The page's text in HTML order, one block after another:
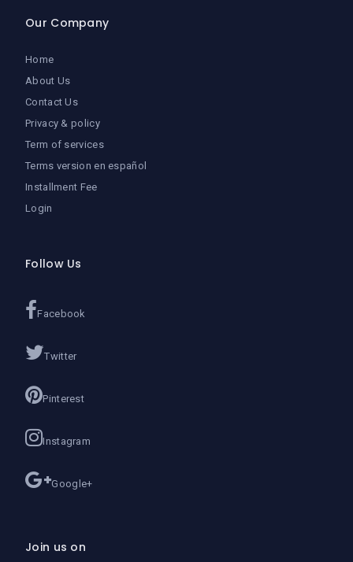
Our Company
Home
About Us
Contact Us
Privacy & policy
Term of services
Terms version en español
Installment Fee
Login
Follow Us
Facebook
Twitter
Pinterest
Instagram
Google+
Join us on